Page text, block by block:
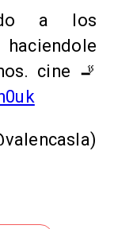
a los
cine 🚬